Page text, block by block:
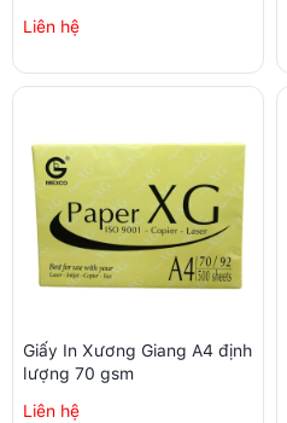
Liên hệ
Giấy In Xương Giang A4 định
lượng 70 gsm
Liên hệ